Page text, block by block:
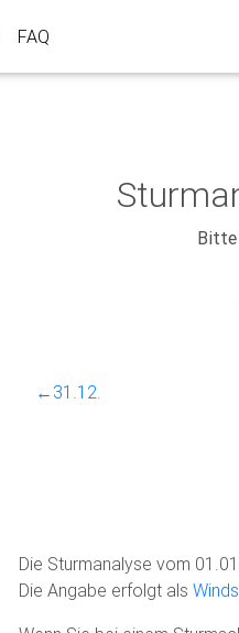
FAQ
Bitte
←31.12.
Die Sturmanalyse vom
Die Angabe erfolgt als